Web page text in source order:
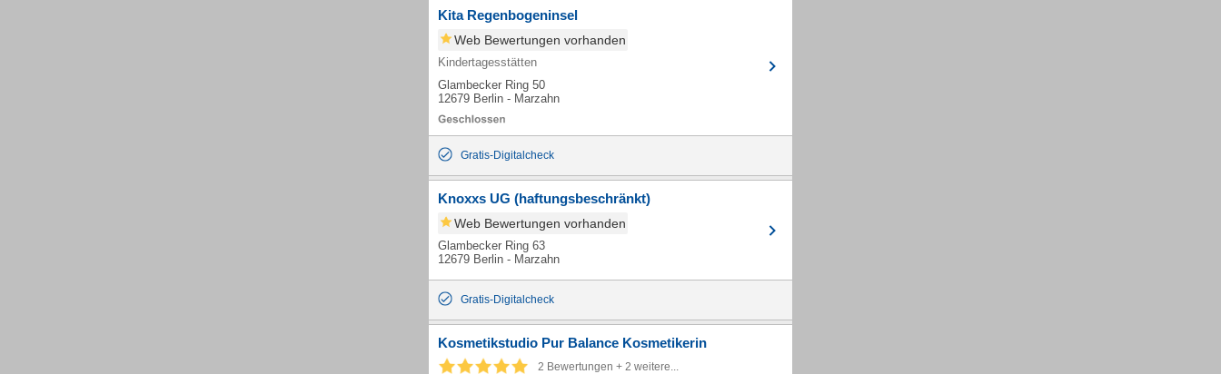
Kita Regenbogeninsel
Web Bewertungen vorhanden
Kindertagesstätten
Glambecker Ring 50
12679 Berlin - Marzahn
Gratis-Digitalcheck
Knoxxs UG (haftungsbeschränkt)
Web Bewertungen vorhanden
Glambecker Ring 63
12679 Berlin - Marzahn
Gratis-Digitalcheck
Kosmetikstudio Pur Balance Kosmetikerin
2 Bewertungen + 2 weitere...